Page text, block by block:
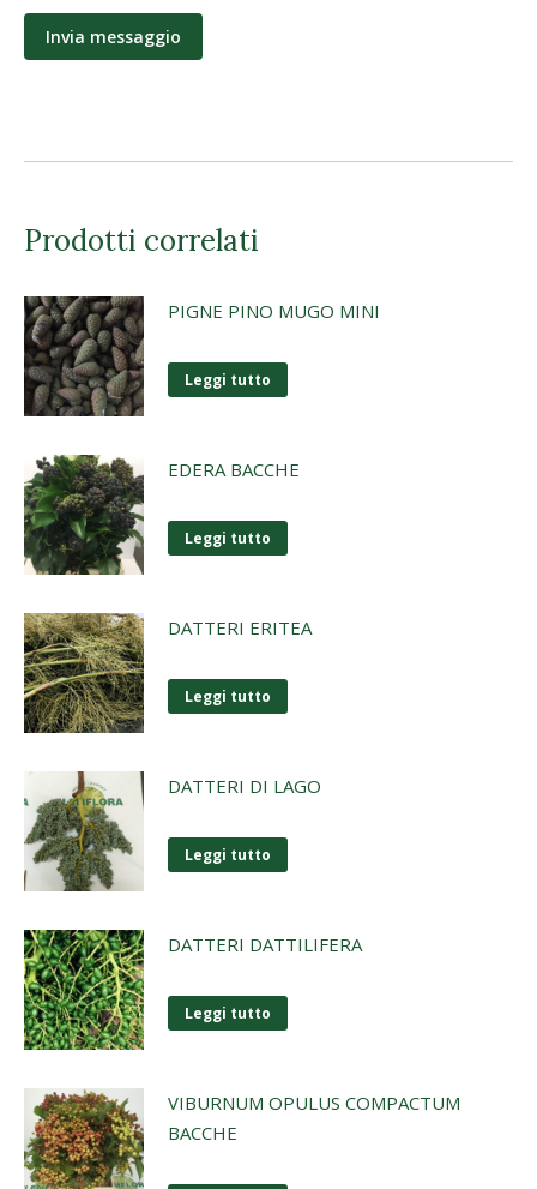
Prodotti correlati
PIGNE PINO MUGO MINI
Leggi tutto
EDERA BACCHE
Leggi tutto
DATTERI ERITEA
Leggi tutto
DATTERI DI LAGO
Leggi tutto
DATTERI DATTILIFERA
Leggi tutto
VIBURNUM OPULUS COMPACTUM
BACCHE